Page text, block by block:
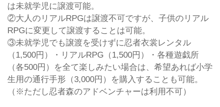
は未就学児に譲渡可能。
②大人のリアルRPGは譲渡不可ですが、子供のリアル
RPGに変更して譲渡することは可能。
③未就学児でも譲渡を受けずに忍者衣裳レンタル
（1,500円）・リアルRPG（1,500円）・各種遊戯所
（各500円）を全て楽しみたい場合は、希望あれば小学
生用の通行手形（3,000円）を購入することも可能。
（※ただし忍者森のアドベンチャーは利用不可）